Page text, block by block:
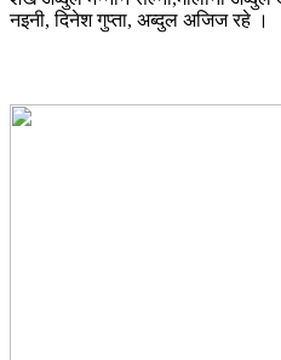
नइनी, दिनेश गुप्ता, अब्दुल अजिज रहे ।